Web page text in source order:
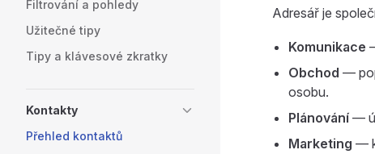
Filtrování a pohledy
Užitečné tipy
Tipy a klávesové zkratky
Kontakty
Přehled kontaktů
Adresář je
Komunikace
Obchod —
osobu.
Plánování —
Marketing —